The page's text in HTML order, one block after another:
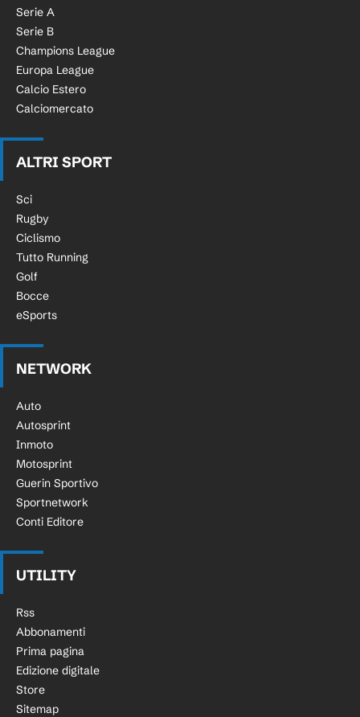
Serie A
Serie B
Champions League
Europa League
Calcio Estero
Calciomercato
ALTRI SPORT
Sci
Rugby
Ciclismo
Tutto Running
Golf
Bocce
eSports
NETWORK
Auto
Autosprint
Inmoto
Motosprint
Guerin Sportivo
Sportnetwork
Conti Editore
UTILITY
Rss
Abbonamenti
Prima pagina
Edizione digitale
Store
Sitemap